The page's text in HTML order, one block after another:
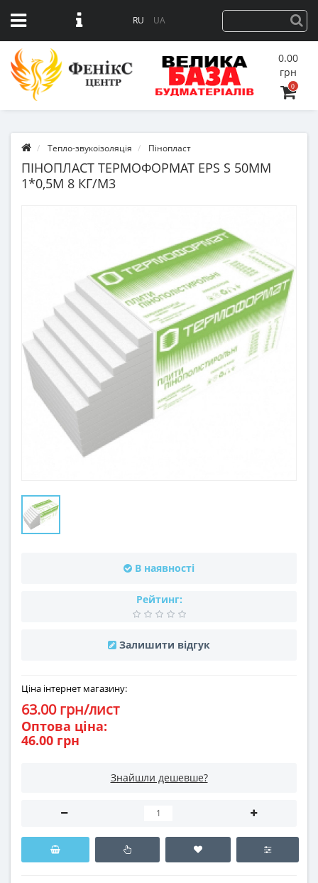
RU UA
0.00
грн
0
Тепло-звукоізоляція Пінопласт
ПІНОПЛАСТ ТЕРМОФОРМАТ EPS S 50ММ
1*0,5М 8 КГ/М3
В наявності
Рейтинг:
Залишити відгук
Ціна інтернет магазину:
63.00 грн/лист
Оптова ціна:
46.00 грн
Знайшли дешевше?